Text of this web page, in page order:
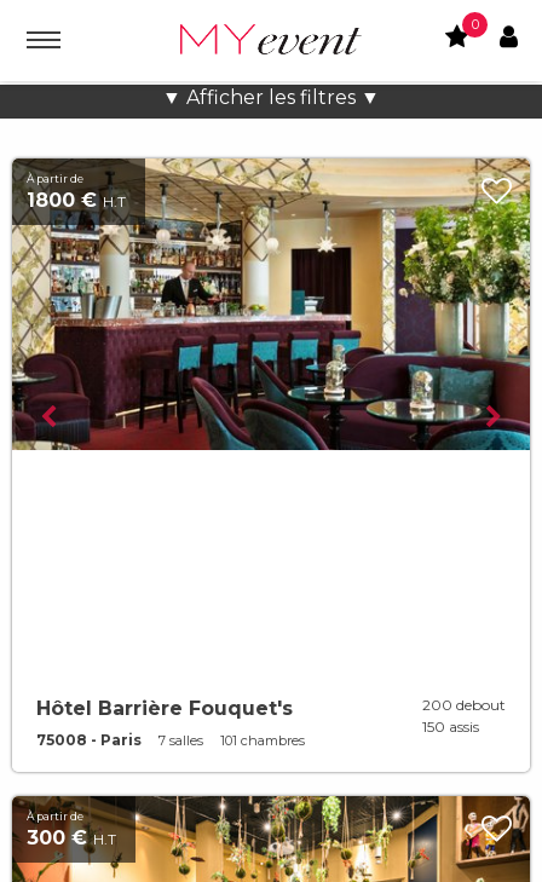
0
▼ Afficher les filtres ▼
Lieux atypiques Extérieur à Paris
À partir de
1800 €H.T
Hôtel Barrière Fouquet's
75008 - Paris 7 salles 101 chambres
200 debout
150 assis
À partir de
300 €H.T